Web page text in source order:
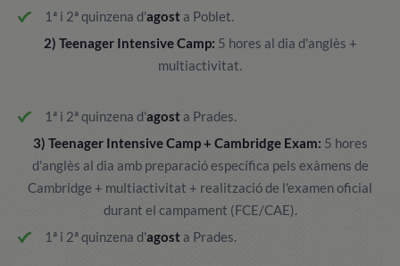
1ª i 2ª quinzena d'agost a Poblet.
2) Teenager Intensive Camp: 5 hores al dia d'anglès +
multiactivitat.
1ª i 2ª quinzena d'agost a Prades.
3) Teenager Intensive Camp + Cambridge Exam: 5 hores
d'anglès al dia amb preparació específica pels exàmens de
Cambridge + multiactivitat + realització de l'examen oficial
durant el campament (FCE/CAE).
1ª i 2ª quinzena d'agost a Prades.